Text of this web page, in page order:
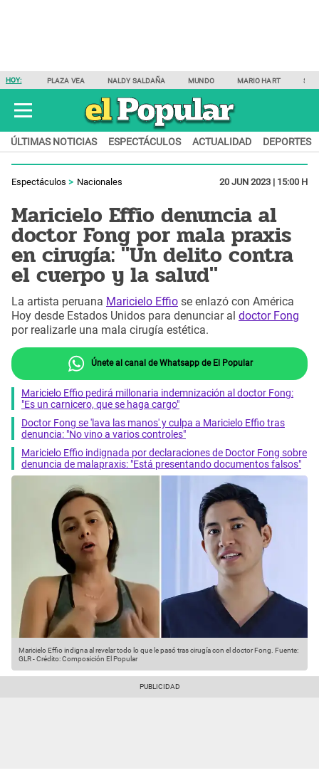
HOY: PLAZA VEA NALDY SALDAÑA MUNDO MARIO HART
ÚLTIMAS NOTICIAS ESPECTÁCULOS ACTUALIDAD DEPORTES
Espectáculos Nacionales 20 JUN 2023 | 15:00 H
Maricielo Effio denuncia al
doctor Fong por mala praxis
en cirugía: "Un delito contra
el cuerpo y la salud"
La artista peruana Maricielo Effio se enlazó con América
Hoy desde Estados Unidos para denunciar al doctor Fong
por realizarle una mala cirugía estética.
Únete al canal de Whatsapp de El Popular
Maricielo Effio pedirá millonaria indemnización al doctor Fong:
"Es un carnicero, que se haga cargo"
Doctor Fong se 'lava las manos' y culpa a Maricielo Effio tras
denuncia: "No vino a varios controles"
Maricielo Effio indignada por declaraciones de Doctor Fong sobre
denuncia de malapraxis: "Está presentando documentos falsos"
Maricielo Effio indigna al revelar todo lo que le pasó tras cirugía con el doctor Fong. Fuente:
GLR-Crédito: Composición El Popular